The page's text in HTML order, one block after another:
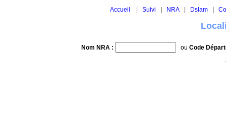
Accueil Suivi NRA Dslam
Nom NRA : ou Code